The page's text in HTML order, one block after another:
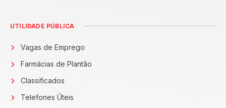
UTILIDADE PÚBLICA
Vagas de Emprego
Farmácias de Plantão
Classificados
Telefones Úteis